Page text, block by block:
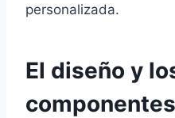
personalizada.
El diseño y
componentes